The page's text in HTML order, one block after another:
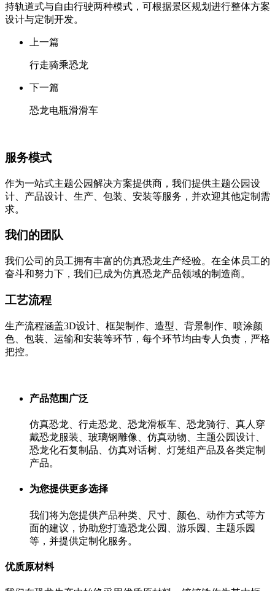
持轨道式与自由行驶两种模式，可根据景区规划进行整体方案
设计与定制开发。
上一篇
行走骑乘恐龙
下一篇
恐龙电瓶滑滑车
服务模式
作为一站式主题公园解决方案提供商，我们提供主题公园设
计、产品设计、生产、包装、安装等服务，并欢迎其他定制需
求。
我们的团队
我们公司的员工拥有丰富的仿真恐龙生产经验。在全体员工的
奋斗和努力下，我们已成为仿真恐龙产品领域的制造商。
工艺流程
生产流程涵盖3D设计、框架制作、造型、背景制作、喷涂颜
色、包装、运输和安装等环节，每个环节均由专人负责，严格
把控。
产品范围广泛
仿真恐龙、行走恐龙、恐龙滑板车、恐龙骑行、真人穿
戴恐龙服装、玻璃钢雕像、仿真动物、主题公园设计、
恐龙化石复制品、仿真对话树、灯笼组产品及各类定制
产品。
为您提供更多选择
我们将为您提供产品种类、尺寸、颜色、动作方式等方
面的建议，协助您打造恐龙公园、游乐园、主题乐园
等，并提供定制化服务。
优质原材料